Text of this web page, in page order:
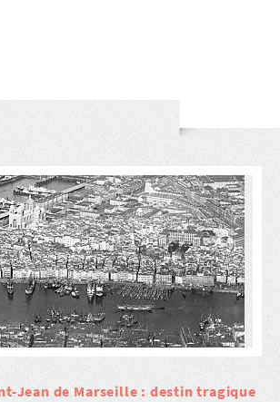
Jean de Marseille : destin tragique